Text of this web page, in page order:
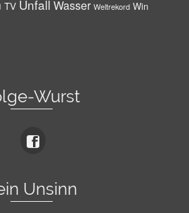
TV Unfall Wasser Weltrekord Win
Wurst
Unsinn